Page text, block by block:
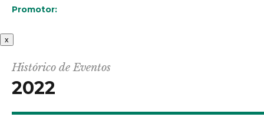
x
Histórico de Eventos
2022